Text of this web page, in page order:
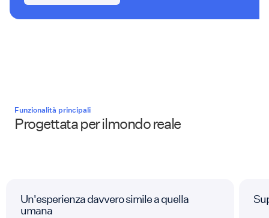
Funzionalità principali
Progettata per ilmondo reale
Un'esperienza davvero simile a quella
umana